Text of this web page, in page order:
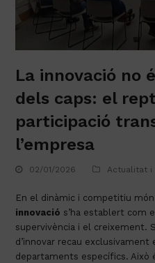
La innovació no
dels caps: el
participació
l’empresa
02/01/2026 Actualitat i
En el dinàmic i competitiu món
innovació s’ha establert com
supervivència i el creixement.
d’innovar recau
departaments específics. Això